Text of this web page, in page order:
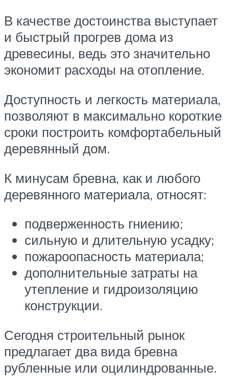
В качестве достоинства выступает
и быстрый прогрев дома из
древесины, ведь это значительно
экономит расходы на отопление.
Доступность и легкость материала,
позволяют в максимально короткие
сроки построить комфортабельный
деревянный дом.
К минусам бревна, как и любого
деревянного материала, относят:
подверженность гниению;
сильную и длительную усадку;
пожароопасность материала;
дополнительные затраты на
утепление и гидроизоляцию
конструкции.
Сегодня строительный рынок
предлагает два вида бревна
рубленные или оцилиндрованные.